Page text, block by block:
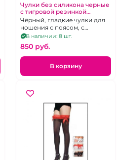
Чулки без силикона черные
с тигровой резинкой
"Yiliama"
Чёрный, гладкие чулки для
ношения с поясом, с
коронкой из ткани с
"зоологическим" принтом, р.
1-4
В наличии: 8 шт.
850 pуб.
В корзину